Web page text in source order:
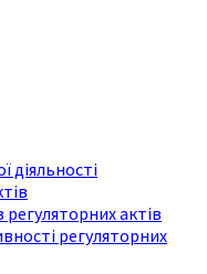
діяльності
актів
регуляторних